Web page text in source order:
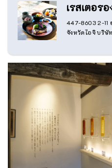
เรสเตอร
447-8603 2-11
จังหวัดไอจิ บริษั